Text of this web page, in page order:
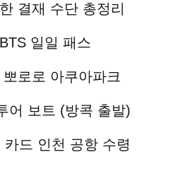
결재 수단 총정리
일일 패스
로로 아쿠아파크
어 보트 (방콕 출발)
드 인천 공항 수령